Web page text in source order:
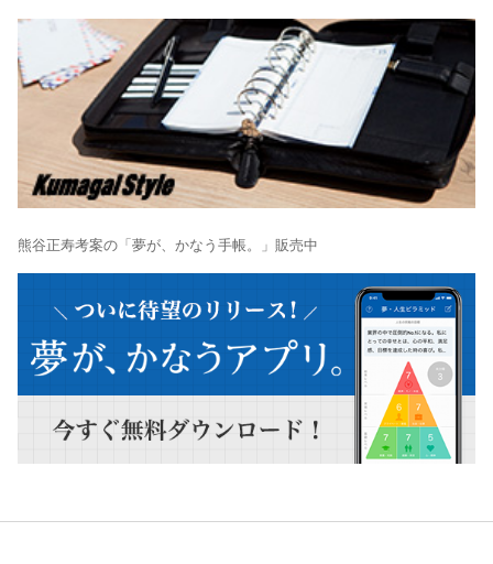
熊谷正寿考案の「夢が、かなう手帳。」販売中